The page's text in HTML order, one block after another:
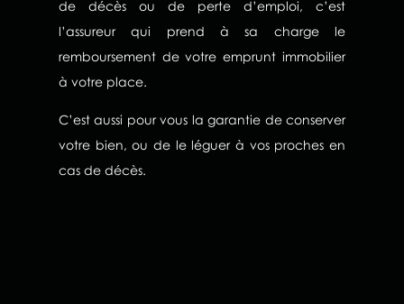
de décès ou de perte d’emploi, c’est
l’assureur qui prend à sa charge le
remboursement de votre emprunt immobilier
à votre place.
C’est aussi pour vous la garantie de conserver
votre bien, ou de le léguer à vos proches en
cas de décès.